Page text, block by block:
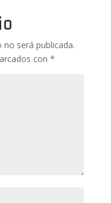
será publicada.
con *